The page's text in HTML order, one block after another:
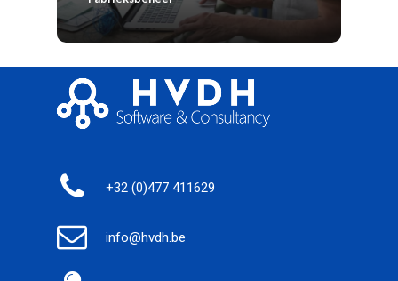
+32 (0)477 411629
info@hvdh.be